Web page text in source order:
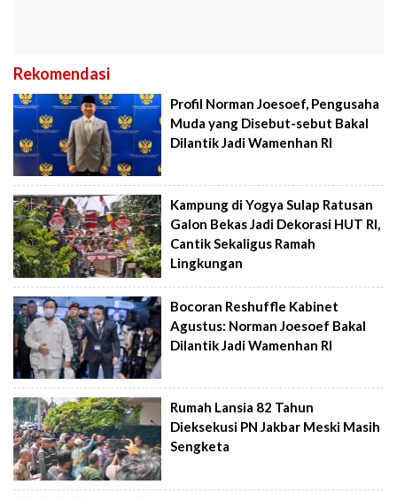
Rekomendasi
Profil Norman Joesoef, Pengusaha
Muda yang Disebut-sebut Bakal
Dilantik Jadi Wamenhan RI
Kampung di Yogya Sulap Ratusan
Galon Bekas Jadi Dekorasi HUT RI,
Cantik Sekaligus Ramah
Lingkungan
Bocoran Reshuffle Kabinet
Agustus: Norman Joesoef Bakal
Dilantik Jadi Wamenhan RI
Rumah Lansia 82 Tahun
Dieksekusi PN Jakbar Meski Masih
Sengketa